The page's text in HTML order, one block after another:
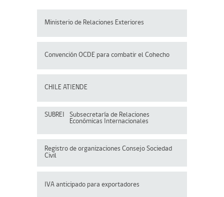
Ministerio de Relaciones Exteriores
Convención OCDE para combatir el Cohecho
CHILE ATIENDE
SUBREI
Subsecretaría de Relaciones
Económicas Internacionales
Registro de organizaciones Consejo Sociedad
Civil
IVA anticipado para exportadores